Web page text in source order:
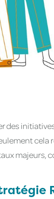
des
cela
majeurs,